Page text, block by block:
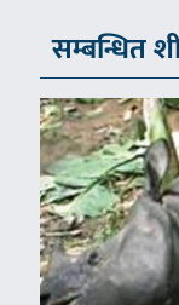
सम्बन्धित